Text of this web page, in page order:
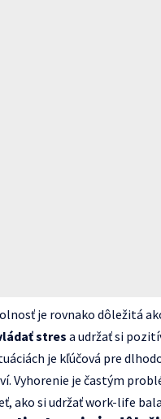
je rovnako dôležitá
stres a udržať si
je kľúčová pre
Vyhorenie je častým
ako si udržať work-life